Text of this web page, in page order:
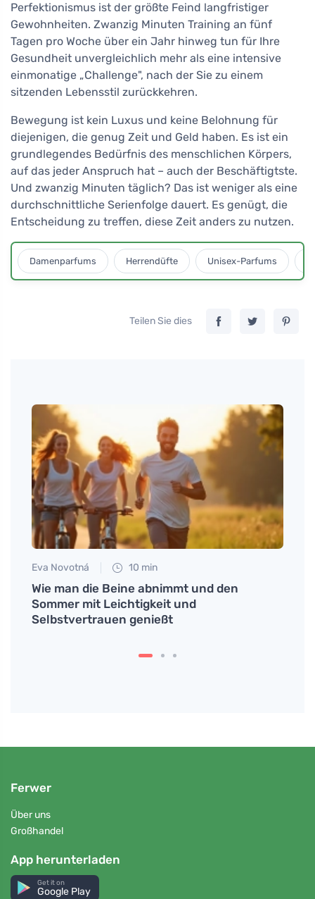
Perfektionismus ist der größte Feind langfristiger
Gewohnheiten. Zwanzig Minuten Training an fünf
Tagen pro Woche über ein Jahr hinweg tun für Ihre
Gesundheit unvergleichlich mehr als eine intensive
einmonatige „Challenge", nach der Sie zu einem
sitzenden Lebensstil zurückkehren.
Bewegung ist kein Luxus und keine Belohnung für
diejenigen, die genug Zeit und Geld haben. Es ist ein
grundlegendes Bedürfnis des menschlichen Körpers,
auf das jeder Anspruch hat – auch der Beschäftigtste.
Und zwanzig Minuten täglich? Das ist weniger als eine
durchschnittliche Serienfolge dauert. Es genügt, die
Entscheidung zu treffen, diese Zeit anders zu nutzen.
Damenparfums Herrendüfte Unisex-Parfums
Teilen Sie dies
Eva Novotná 10 min
Wie man die Beine abnimmt und den
Sommer mit Leichtigkeit und
Selbstvertrauen genießt
Ferwer
Über uns
Großhandel
App herunterladen
Get it on
Google Play